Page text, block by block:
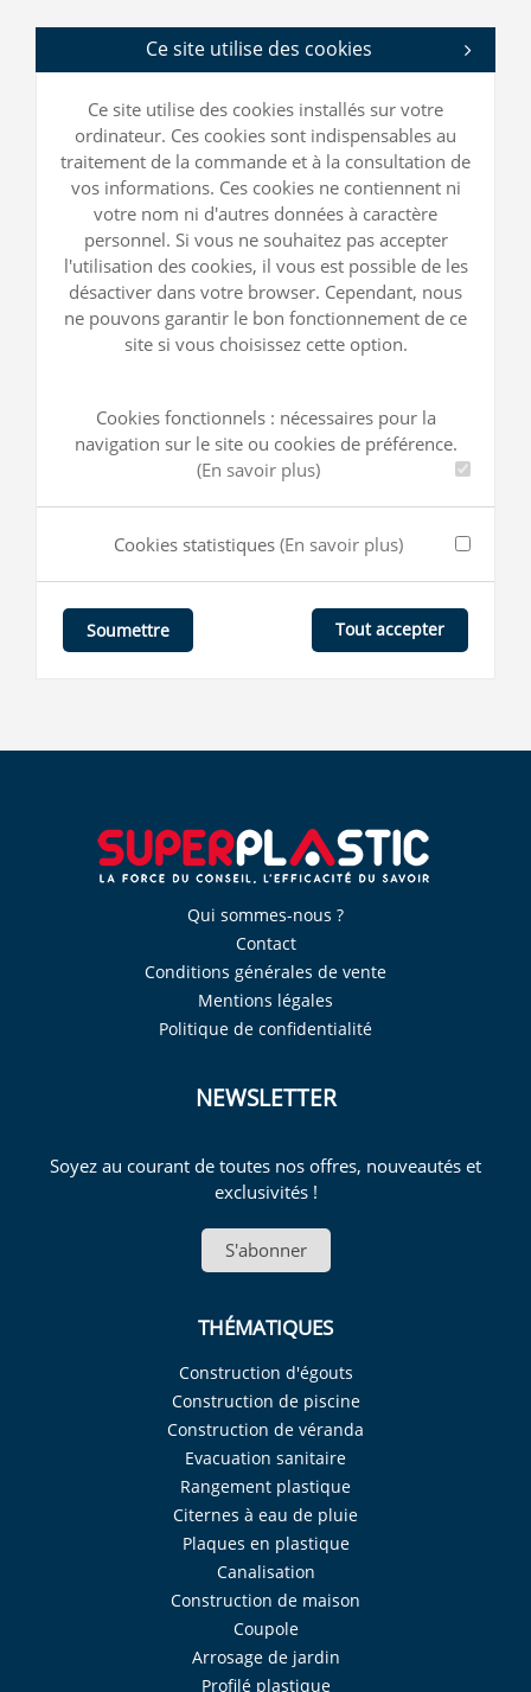
Ce site utilise des cookies
Ce site utilise des cookies installés sur votre
ordinateur. Ces cookies sont indispensables au
traitement de la commande et à la consultation de
vos informations. Ces cookies ne contiennent ni
votre nom ni d'autres données à caractère
personnel. Si vous ne souhaitez pas accepter
l'utilisation des cookies, il vous est possible de les
désactiver dans votre browser. Cependant, nous
ne pouvons garantir le bon fonctionnement de ce
site si vous choisissez cette option.
Cookies fonctionnels : nécessaires pour la
navigation sur le site ou cookies de préférence.
(En savoir plus)
Cookies statistiques (En savoir plus)
Soumettre Tout accepter
Qui sommes-nous ?
Contact
Conditions générales de vente
Mentions légales
Politique de confidentialité
NEWSLETTER
Soyez au courant de toutes nos offres, nouveautés et
exclusivités !
S'abonner
THÉMATIQUES
Construction d'égouts
Construction de piscine
Construction de véranda
Evacuation sanitaire
Rangement plastique
Citernes à eau de pluie
Plaques en plastique
Canalisation
Construction de maison
Coupole
Arrosage de jardin
Profilé plastique